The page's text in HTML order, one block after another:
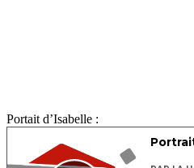
Portait d’Isabelle :